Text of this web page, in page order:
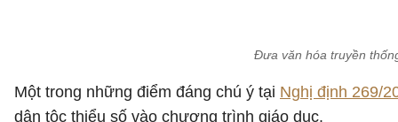
Đưa văn hóa truyền
Một trong những điểm đáng chú ý tại Nghị định 269/
dân tộc thiểu số vào chương trình giáo dục.